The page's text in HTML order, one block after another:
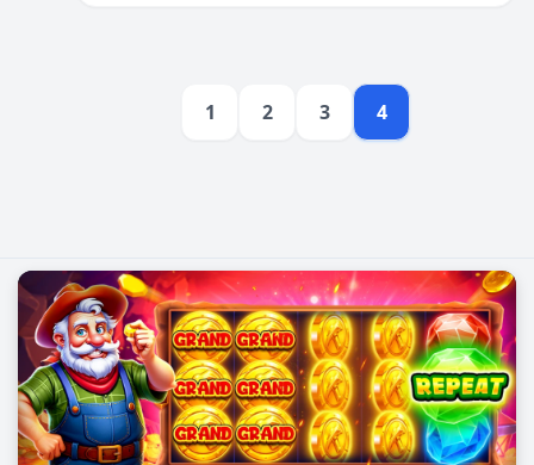
1 2 3 4